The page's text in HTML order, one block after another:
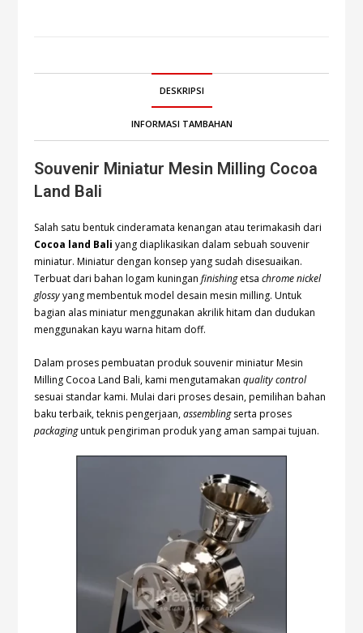
DESKRIPSI
INFORMASI TAMBAHAN
Souvenir Miniatur Mesin Milling Cocoa
Land Bali
Salah satu bentuk cinderamata kenangan atau terimakasih dari
Cocoa land Bali yang diaplikasikan dalam sebuah souvenir
miniatur. Miniatur dengan konsep yang sudah disesuaikan.
Terbuat dari bahan logam kuninganfinishingetsachrome nickel
glossyyang membentuk model desain mesin milling. Untuk
bagian alas miniatur menggunakan akrilik hitam dan dudukan
menggunakan kayu warna hitam doff.
Dalam proses pembuatan produk souvenir miniatur Mesin
Milling Cocoa Land Bali, kami mengutamakanquality control
sesuai standar kami. Mulai dari proses desain, pemilihan bahan
baku terbaik, teknis pengerjaan,assemblingserta proses
packaginguntuk pengiriman produk yang aman sampai tujuan.